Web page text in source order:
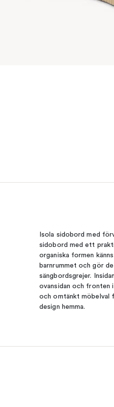
Isola sidobord med
sidobord med ett
organiska formen
barnrummet och gör
sängbordsgrejer.
ovansidan och
och omtänkt möbelval
design hemma.